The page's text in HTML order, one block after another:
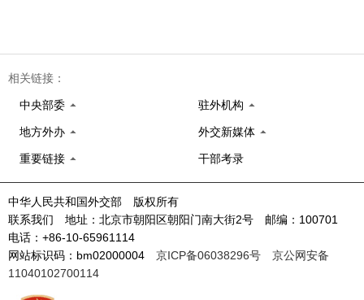
相关链接：
中央部委 驻外机构
地方外办 外交新媒体
重要链接 干部考录
中华人民共和国外交部 版权所有
联系我们 地址：北京市朝阳区朝阳门南大街2号 邮编：100701
电话：+86-10-65961114
网站标识码：bm02000004 京ICP备06038296号
京公网安备
11040102700114